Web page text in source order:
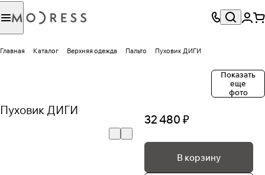
Главная Каталог Верхняя одежда Пальто Пуховик ДИГИ
Показать
еще
фото
Пуховик ДИГИ
32 480 ₽
В корзину